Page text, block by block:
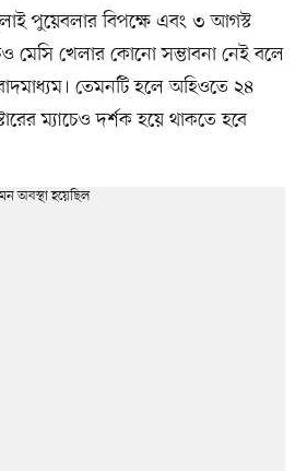
পুয়েবলার বিপক্ষে এবং ৩ আগস্ট
মেসি খেলার কোনো সম্ভাবনা নেই বলে
তেমনটি হলে অহিওতে ২৪
ম্যাচেও দর্শক হয়ে থাকতে হবে